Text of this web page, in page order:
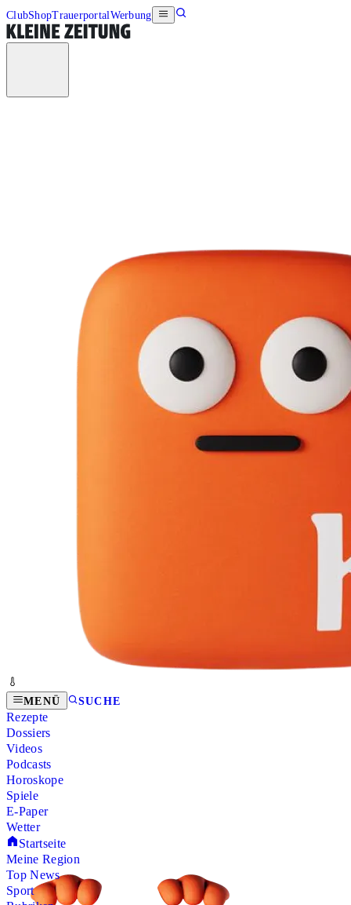
ClubShopTrauerportalWerbung
MENÜ SUCHE
Rezepte
Dossiers
Videos
Podcasts
Horoskope
Spiele
E-Paper
Wetter
Startseite
Meine Region
Top News
Sport